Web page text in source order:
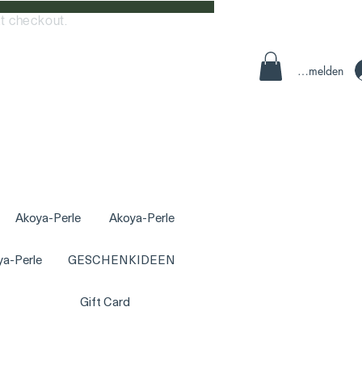
checkout.
Anmelden
Akoya-Perle Akoya-Perle
Perle GESCHENKIDEEN
Gift Card